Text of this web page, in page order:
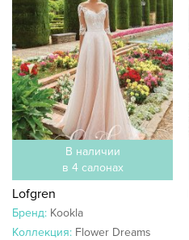
В наличии
в 4 салонах
Lofgren
Бренд: Kookla
Коллекция: Flower Dreams